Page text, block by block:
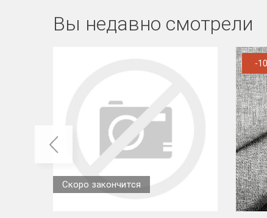
Вы недавно смотрели
Скоро закончится
-